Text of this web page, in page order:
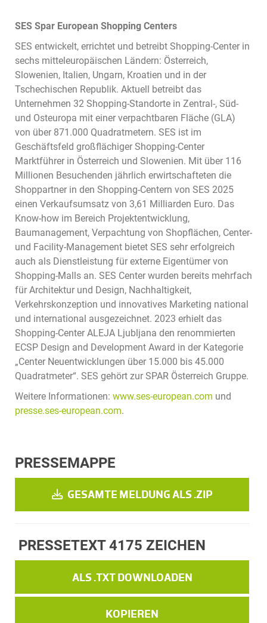
SES Spar European Shopping Centers
SES entwickelt, errichtet und betreibt Shopping-Center in
sechs mitteleuropäischen Ländern: Österreich,
Slowenien, Italien, Ungarn, Kroatien und in der
Tschechischen Republik. Aktuell betreibt das
Unternehmen 32 Shopping-Standorte in Zentral-, Süd-
und Osteuropa mit einer verpachtbaren Fläche (GLA)
von über 871.000 Quadratmetern. SES ist im
Geschäftsfeld großflächiger Shopping-Center
Marktführer in Österreich und Slowenien. Mit über 116
Millionen Besuchenden jährlich erwirtschafteten die
Shoppartner in den Shopping-Centern von SES 2025
einen Verkaufsumsatz von 3,61 Milliarden Euro. Das
Know-how im Bereich Projektentwicklung,
Baumanagement, Verpachtung von Shopflächen, Center-
und Facility-Management bietet SES sehr erfolgreich
auch als Dienstleistung für externe Eigentümer von
Shopping-Malls an. SES Center wurden bereits mehrfach
für Architektur und Design, Nachhaltigkeit,
Verkehrskonzeption und innovatives Marketing national
und international ausgezeichnet. 2023 erhielt das
Shopping-Center ALEJA Ljubljana den renommierten
ECSP Design and Development Award in der Kategorie
„Center Neuentwicklungen über 15.000 bis 45.000
Quadratmeter“. SES gehört zur SPAR Österreich Gruppe.
Weitere Informationen: www.ses-european.com und
presse.ses-european.com.
PRESSEMAPPE
GESAMTE MELDUNG ALS .ZIP
PRESSETEXT4175 ZEICHEN
ALS .TXT DOWNLOADEN
KOPIEREN